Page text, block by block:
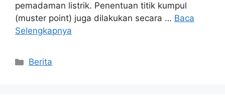
pemadaman listrik. Penentuan titik kumpul
(muster point) juga dilakukan secara … Baca
Selengkapnya
Kategori
Berita